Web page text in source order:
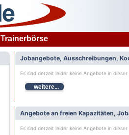
Trainerbörse
Jobangebote, Ausschreibungen,
Es sind derzeit leider keine Angebote in
weitere...
Angebote an freien Kapazitäten,
Es sind derzeit leider keine Angebote in